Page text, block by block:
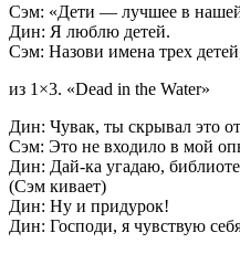
Сэм: «Дети — лучшее в
Дин: Я люблю детей.
Сэм: Назови имена трех
из 1×3. «Dead in the Water»
Дин: Чувак, ты скрывал это
Сэм: Это не входило в мой
Дин: Дай-ка угадаю,
(Сэм кивает)
Дин: Ну и придурок!
Дин: Господи, я чувствую